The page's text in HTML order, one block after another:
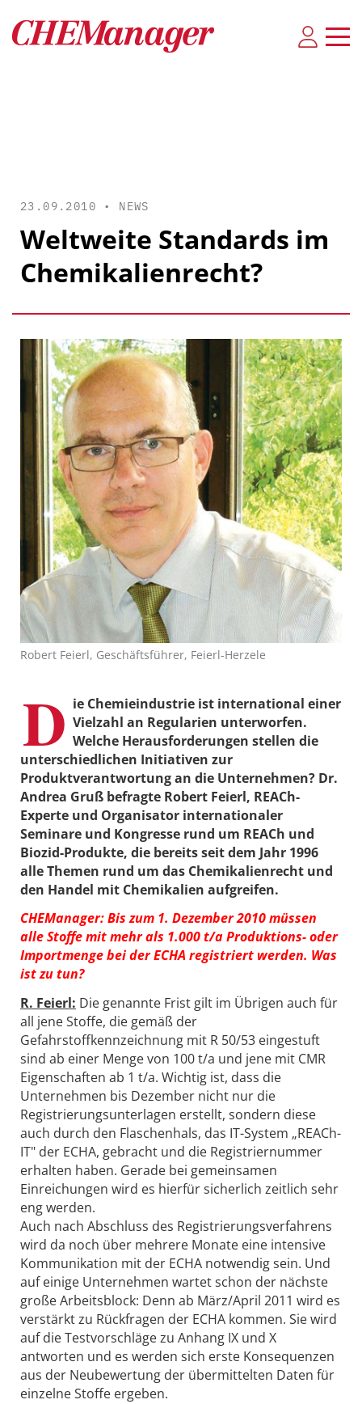
23.09.2010 • NEWS
Weltweite Standards im
Chemikalienrecht?
Robert Feierl, Geschäftsführer, Feierl-Herzele
D ie Chemieindustrie ist international einer
Vielzahl an Regularien unterworfen.
Welche Herausforderungen stellen die
unterschiedlichen Initiativen zur
Produktverantwortung an die Unternehmen? Dr.
Andrea Gruß befragte Robert Feierl, REACh-
Experte und Organisator internationaler
Seminare und Kongresse rund um REACh und
Biozid-Produkte, die bereits seit dem Jahr 1996
alle Themen rund um das Chemikalienrecht und
den Handel mit Chemikalien aufgreifen.
CHEManager: Bis zum 1. Dezember 2010 müssen
alle Stoffe mit mehr als 1.000 t/a Produktions- oder
Importmenge bei der ECHA registriert werden. Was
ist zu tun?
R. Feierl: Die genannte Frist gilt im Übrigen auch für
all jene Stoffe, die gemäß der
Gefahrstoffkennzeichnung mit R 50/53 eingestuft
sind ab einer Menge von 100 t/a und jene mit CMR
Eigenschaften ab 1 t/a. Wichtig ist, dass die
Unternehmen bis Dezember nicht nur die
Registrierungsunterlagen erstellt, sondern diese
auch durch den Flaschenhals, das IT-System „REACh-
IT" der ECHA, gebracht und die Registriernummer
erhalten haben. Gerade bei gemeinsamen
Einreichungen wird es hierfür sicherlich zeitlich sehr
eng werden.
Auch nach Abschluss des Registrierungsverfahrens
wird da noch über mehrere Monate eine intensive
Kommunikation mit der ECHA notwendig sein. Und
auf einige Unternehmen wartet schon der nächste
große Arbeitsblock: Denn ab März/April 2011 wird es
verstärkt zu Rückfragen der ECHA kommen. Sie wird
auf die Testvorschläge zu Anhang IX und X
antworten und es werden sich erste Konsequenzen
aus der Neubewertung der übermittelten Daten für
einzelne Stoffe ergeben.